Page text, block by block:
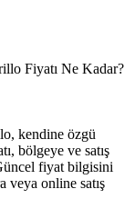
Fiyatı Ne Kadar?
kendine özgü
bölgeye ve satış
fiyat bilgisini
veya online satış